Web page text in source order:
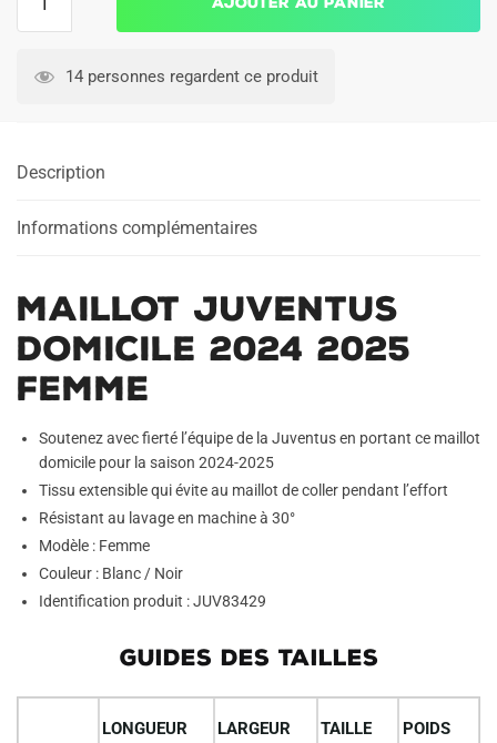
Juventus
Femme
14 personnes regardent ce produit
Description
Informations complémentaires
Maillot Juventus
Domicile 2024 2025
Femme
Soutenez avec fierté l’équipe de la Juventus en portant ce maillot
domicile pour la saison 2024-2025
Tissu extensible qui évite au maillot de coller pendant l’effort
Résistant au lavage en machine à 30°
Modèle : Femme
Couleur : Blanc / Noir
Identification produit : JUV83429
GUIDES DES TAILLES
LONGUEUR
LARGEUR
TAILLE
POIDS